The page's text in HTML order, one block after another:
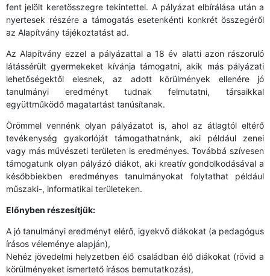
fent jelölt keretösszegre tekintettel. A pályázat elbírálása után a
nyertesek részére a támogatás esetenkénti konkrét összegéről
az Alapítvány tájékoztatást ad.
Az Alapítvány ezzel a pályázattal a 18 év alatti azon rászoruló
látássérült gyermekeket kívánja támogatni, akik más pályázati
lehetőségektől elesnek, az adott körülmények ellenére jó
tanulmányi eredményt tudnak felmutatni, társaikkal
együttműködő magatartást tanúsítanak.
Örömmel vennénk olyan pályázatot is, ahol az átlagtól eltérő
tevékenység gyakorlóját támogathatnánk, aki például zenei
vagy más művészeti területen is eredményes. Továbbá szívesen
támogatunk olyan pályázó diákot, aki kreatív gondolkodásával a
későbbiekben eredményes tanulmányokat folytathat például
műszaki-, informatikai területeken.
Előnyben részesítjük:
A jó tanulmányi eredményt elérő, igyekvő diákokat (a pedagógus
írásos véleménye alapján),
Nehéz jövedelmi helyzetben élő családban élő diákokat (rövid a
körülményeket ismertető írásos bemutatkozás),